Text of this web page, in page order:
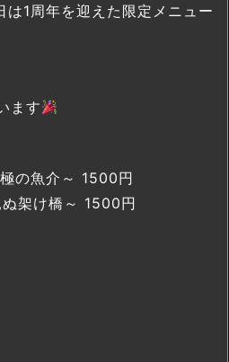
は1周年を迎えた限定メニュー
ます
の魚介～ 1500円
架け橋～ 1500円